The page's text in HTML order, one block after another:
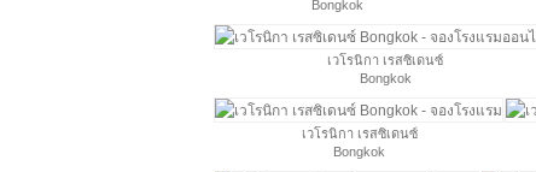
Bongkok
เวโรนิกา เรสซิเดนซ์
Bongkok
เวโรนิกา เรสซิเดนซ์
Bongkok